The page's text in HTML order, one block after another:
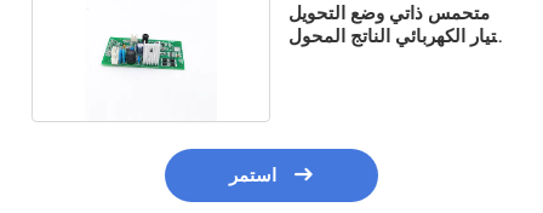
متحمس ذاتي وضع التحويل
التيار الكهربائي الناتج المحول
استمر